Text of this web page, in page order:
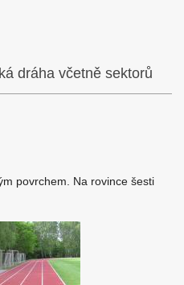
dráha včetně sektorů
povrchem. Na rovince šesti